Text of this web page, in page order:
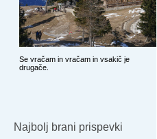
Najbolj brani prispevki